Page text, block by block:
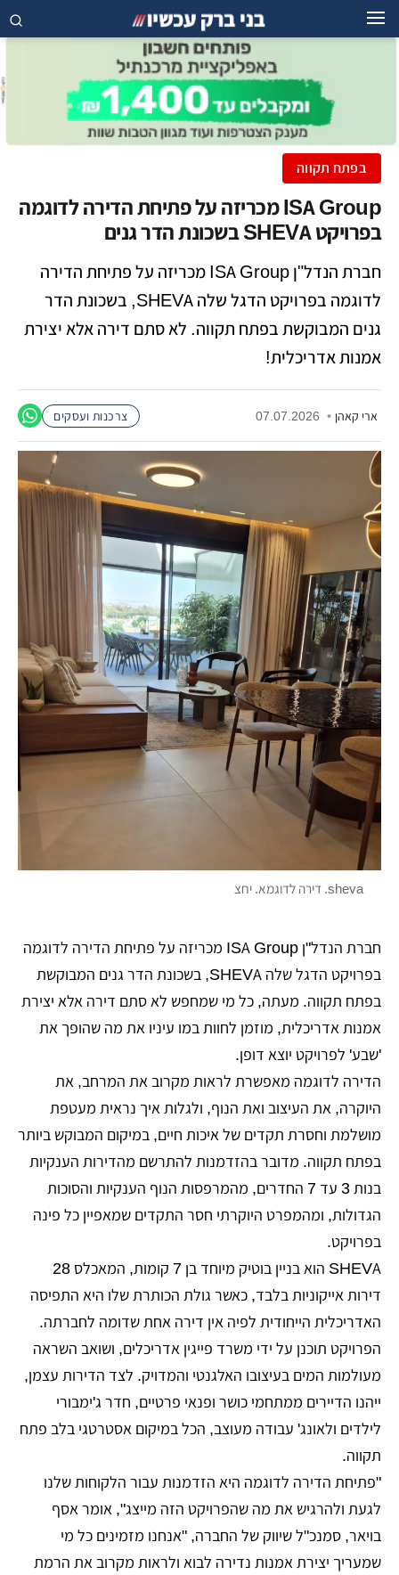
בפתח תקווה
ISA Group מכריזה על פתיחת הדירה לדוגמה
בפרויקט SHEVA בשכונת הדר גנים
חברת הנדל"ן ISA Group מכריזה על פתיחת הדירה
לדוגמה בפרויקט הדגל שלה SHEVA, בשכונת הדר
גנים המבוקשת בפתח תקווה. לא סתם דירה אלא יצירת
אמנות אדריכלית!
ארי קאהן •
07.07.2026 צרכנות ועסקים
sheva. דירה לדוגמא. יחצ
חברת הנדל"ן ISA Group מכריזה על פתיחת הדירה לדוגמה
בפרויקט הדגל שלה SHEVA, בשכונת הדר גנים המבוקשת
בפתח תקווה. מעתה, כל מי שמחפש לא סתם דירה אלא יצירת
אמנות אדריכלית, מוזמן לחוות במו עיניו את מה שהופך את
'שבע' לפרויקט יוצא דופן.
הדירה לדוגמה מאפשרת לראות מקרוב את המרחב, את
היוקרה, את העיצוב ואת הנוף, ולגלות איך נראית מעטפת
מושלמת וחסרת תקדים של איכות חיים, במיקום המבוקש ביותר
בפתח תקווה. מדובר בהזדמנות להתרשם מהדירות הענקיות
בנות 3 עד 7 החדרים, מהמרפסות הנוף הענקיות והסוכות
הגדולות, ומהמפרט היוקרתי חסר התקדים שמאפיין כל פינה
בפרויקט.
SHEVA הוא בניין בוטיק מיוחד בן 7 קומות, המאכלס 28
דירות אייקוניות בלבד, כאשר גולת הכותרת שלו היא התפיסה
האדריכלית הייחודית לפיה אין דירה אחת שדומה לחברתה.
הפרויקט תוכנן על ידי משרד פייגין אדריכלים, ושואב השראה
מעולמות המים בעיצובו האלגנטי והמדויק. לצד הדירות עצמן,
ייהנו הדיירים ממתחמי כושר ופנאי פרטיים, חדר ג'ימבורי
לילדים ולאונג' עבודה מעוצב, הכל במיקום אסטרטגי בלב פתח
תקווה.
"פתיחת הדירה לדוגמה היא הזדמנות עבור הלקוחות שלנו
לגעת ולהרגיש את מה שהפרויקט הזה מייצג", אומר אסף
בויאר, סמנכ"ל שיווק של החברה, "אנחנו מזמינים כל מי
שמעריך יצירת אמנות נדירה לבוא ולראות מקרוב את הרמת